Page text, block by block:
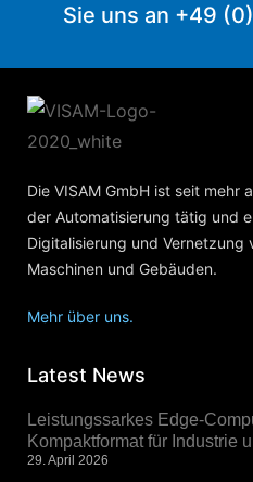
Sie uns an +49
Die VISAM GmbH ist seit mehr
der Automatisierung tätig und
Digitalisierung und Vernetzung
Maschinen und Gebäuden.
Mehr über uns.
Latest News
Leistungssarkes Edge-
Kompaktformat für Industrie
29. April 2026